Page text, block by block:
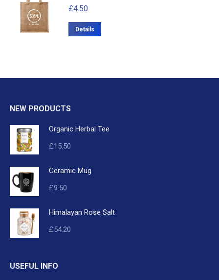
£4.50
Details
NEW PRODUCTS
Organic Herbal Tee
£15.50
Ceramic Mug
£9.50
Himalayan Rose Salt
£54.20
USEFUL INFO